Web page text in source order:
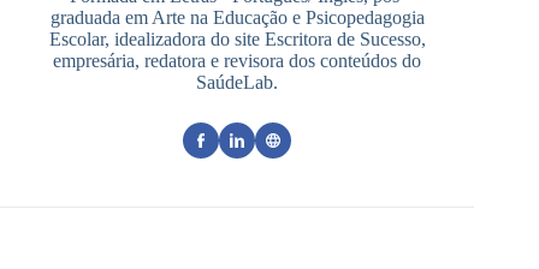
graduada em Arte na Educação e Psicopedagogia
Escolar, idealizadora do site Escritora de Sucesso,
empresária, redatora e revisora dos conteúdos do
SaúdeLab.